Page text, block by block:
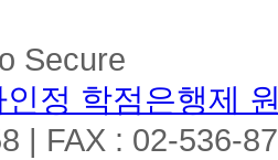
Secure
정 학점은행제
| FAX : 02-536-